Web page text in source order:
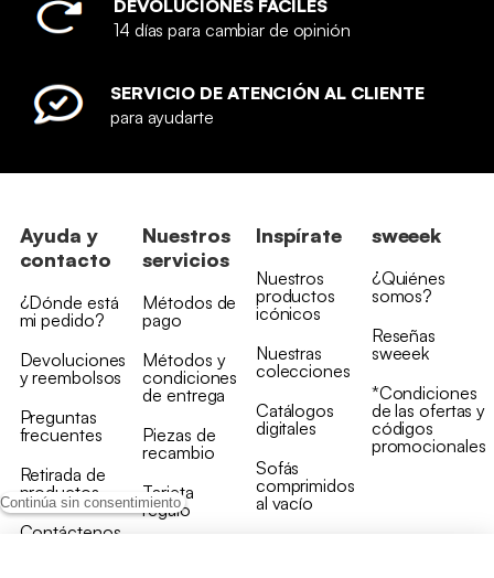
Continúa sin consentimiento
DEVOLUCIONES FÁCILES
14 días para cambiar de opinión
SERVICIO DE ATENCIÓN AL CLIENTE
para ayudarte
Ayuda y
contacto
¿Dónde está
mi pedido?
Devoluciones
y reembolsos
Preguntas
frecuentes
Retirada de
productos
Contáctenos
Nuestros
servicios
Métodos de
pago
Métodos y
condiciones
de entrega
Piezas de
recambio
Tarjeta
regalo
Inspírate
Nuestros
productos
icónicos
Nuestras
colecciones
Catálogos
digitales
Sofás
comprimidos
al vacío
sweeek
¿Quiénes
somos?
Reseñas
sweeek
*Condiciones
de las ofertas y
códigos
promocionales